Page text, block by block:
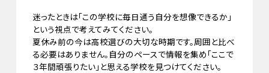
迷ったときは「この学校に毎日通う自分を想像できるか」
という視点で考えてみてください。
夏休み前の今は高校選びの大切な時期です。周囲と比べ
る必要はありません。自分のペースで情報を集め「ここで
３年間頑張りたい」と思える学校を見つけてください。